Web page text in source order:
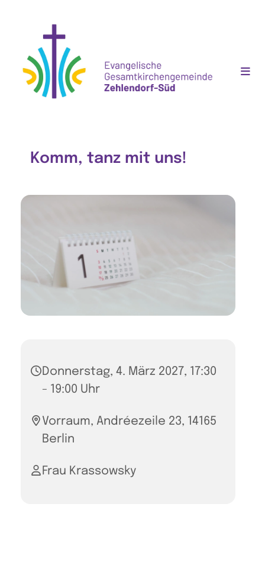
Komm, tanz mit uns!
Donnerstag, 4. März 2027, 17:30
- 19:00 Uhr
Vorraum, Andréezeile 23, 14165
Berlin
Frau Krassowsky